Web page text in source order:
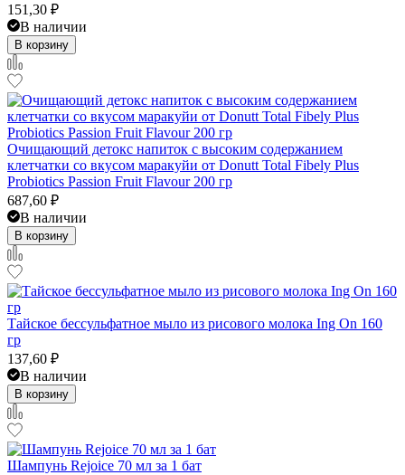
151,30 ₽
В наличии
В корзину
Очищающий детокс напиток с высоким содержанием
клетчатки со вкусом маракуйи от Donutt Total Fibely Plus
Probiotics Passion Fruit Flavour 200 гр
687,60 ₽
В наличии
В корзину
Тайское бессульфатное мыло из рисового молока Ing On 160
гр
137,60 ₽
В наличии
В корзину
Шампунь Rejoice 70 мл за 1 бат